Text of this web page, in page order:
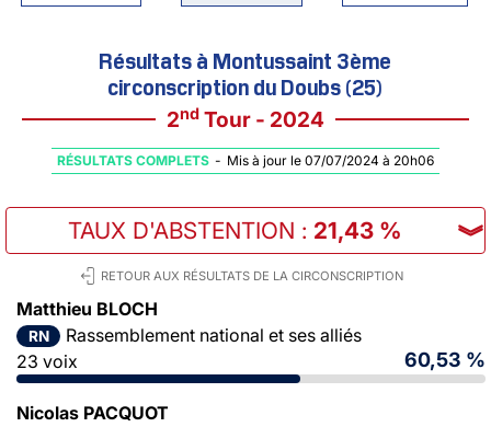
Résultats à Montussaint 3ème
circonscription du Doubs (25)
2nd Tour - 2024
RÉSULTATS COMPLETS - Mis à jour le 07/07/2024 à 20h06
TAUX D'ABSTENTION : 21,43 % ︾
RETOUR AUX RÉSULTATS DE LA CIRCONSCRIPTION
Matthieu BLOCH
RN
Rassemblement national et ses alliés
23 voix
60,53 %
Nicolas PACQUOT